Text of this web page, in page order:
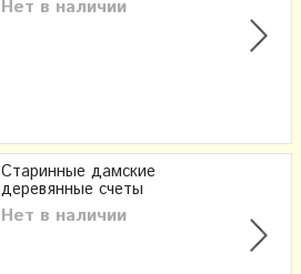
Нет в наличии
Старинные дамские
деревянные счеты
Нет в наличии